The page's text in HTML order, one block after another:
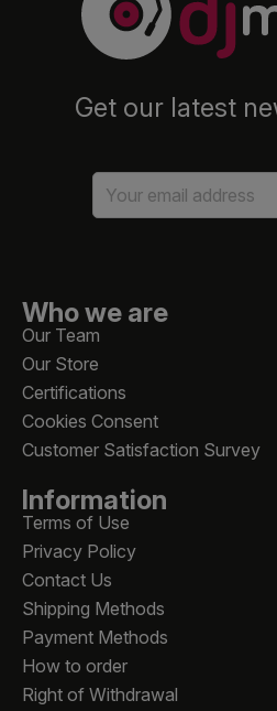
Get our latest
Who we are
Our Team
Our Store
Certifications
Cookies Consent
Customer Satisfaction Survey
Information
Terms of Use
Privacy Policy
Contact Us
Shipping Methods
Payment Methods
How to order
Right of Withdrawal